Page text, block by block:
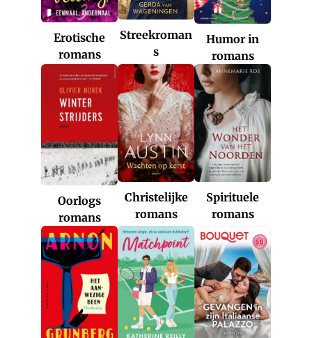
Erotische
romans
Streekroman
s
Humor in
romans
Oorlogs
romans
Christelijke
romans
Spirituele
romans